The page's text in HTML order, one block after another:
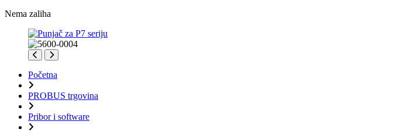
Nema zaliha
Početna
PROBUS trgovina
Pribor i software